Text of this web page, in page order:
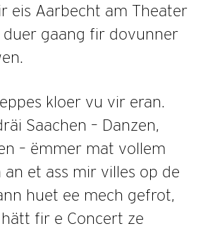
eis Aarbecht am Theater
gaang fir dovunner
kloer vu vir eran.
Saachen – Danzen,
– ëmmer mat vollem
an et ass mir villes op de
huet ee mech gefrot,
fir e Concert ze